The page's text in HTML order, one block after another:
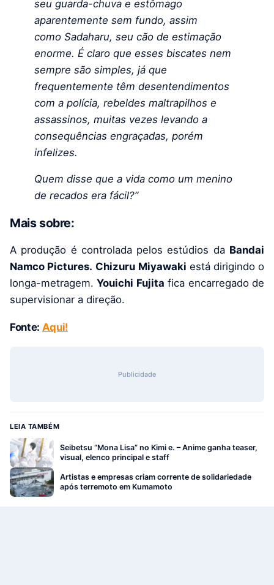
seu guarda-chuva e estômago
aparentemente sem fundo, assim
como Sadaharu, seu cão de estimação
enorme. É claro que esses biscates nem
sempre são simples, já que
frequentemente têm desentendimentos
com a polícia, rebeldes maltrapilhos e
assassinos, muitas vezes levando a
consequências engraçadas, porém
infelizes.
Quem disse que a vida como um menino
de recados era fácil?”
Mais sobre:
A produção é controlada pelos estúdios da Bandai
Namco Pictures. Chizuru Miyawaki está dirigindo o
longa-metragem.Youichi Fujita fica encarregado de
supervisionar a direção.
Fonte: Aqui!
Publicidade
LEIA TAMBÉM
Seibetsu “Mona Lisa” no Kimi e. – Anime ganha teaser,
visual, elenco principal e staff
Artistas e empresas criam corrente de solidariedade
após terremoto em Kumamoto